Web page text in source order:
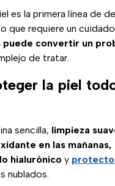
es la primera línea de
que requiere un cuidado
puede convertir un
de tratar.
la piel
sencilla, limpieza
en las
hialurónico y
nublados.